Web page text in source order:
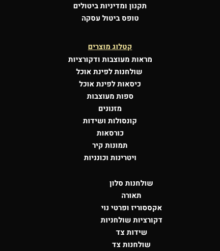
תקנון ומדיניות ביטולים
טופס ביטול עסקה
קטלוג מוצרים
מראות מעוצבות ודקורציות
שולחנות לפינת אוכל
כיסאות לפינת אוכל
ספות מעוצבות
מזנונים
קונסולות ושידות
כורסאות
תמונות קיר
ויטרינות וכונניות
שולחנות סלון
תאורה
אקססוריז ופרטי נוי
דקורציות שולחניות
שידות צד
שולחנות צד